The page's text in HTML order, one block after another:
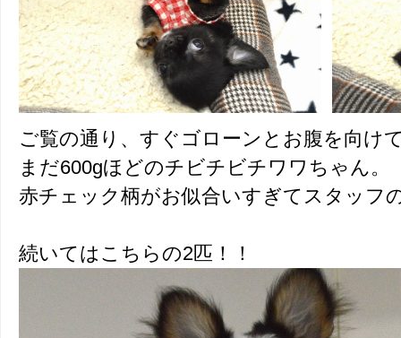
ご覧の通り、すぐゴローンとお腹を向け
まだ600gほどのチビチビチワワちゃん。
赤チェック柄がお似合いすぎてスタッフ
続いてはこちらの2匹！！